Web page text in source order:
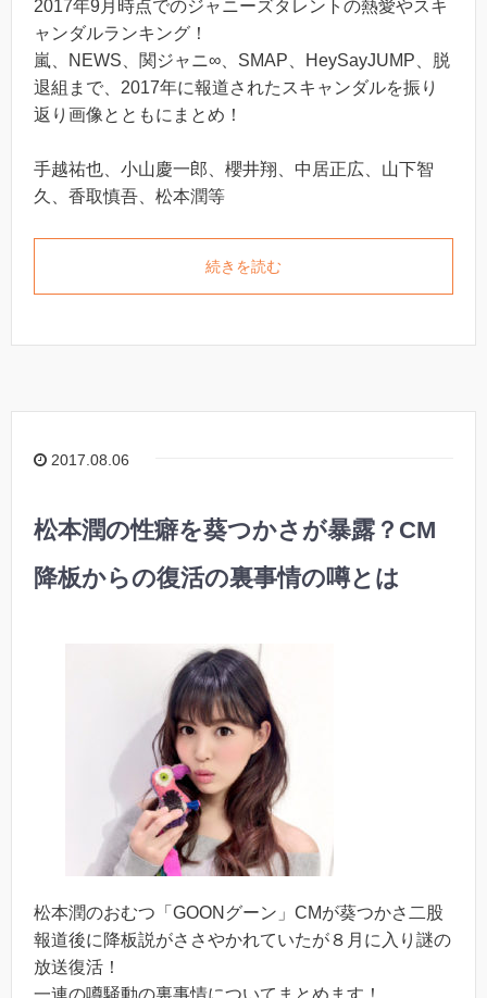
2017年9月時点でのジャニーズタレントの熱愛やスキ
ャンダルランキング！
嵐、NEWS、関ジャニ∞、SMAP、HeySayJUMP、脱
退組まで、2017年に報道されたスキャンダルを振り
返り画像とともにまとめ！
手越祐也、小山慶一郎、櫻井翔、中居正広、山下智
久、香取慎吾、松本潤等
続きを読む
2017.08.06
松本潤の性癖を葵つかさが暴露？CM
降板からの復活の裏事情の噂とは
松本潤のおむつ「GOONグーン」CMが葵つかさ二股
報道後に降板説がささやかれていたが８月に入り謎の
放送復活！
一連の噂騒動の裏事情についてまとめます！